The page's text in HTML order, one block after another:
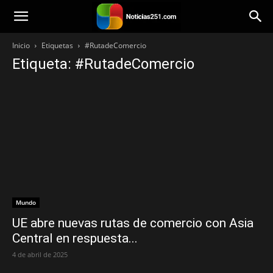
Noticias251
Inicio Etiquetas #RutadeComercio
Etiqueta: #RutadeComercio
Mundo
UE abre nuevas rutas de comercio con Asia
Central en respuesta...
4 de abril de 2025